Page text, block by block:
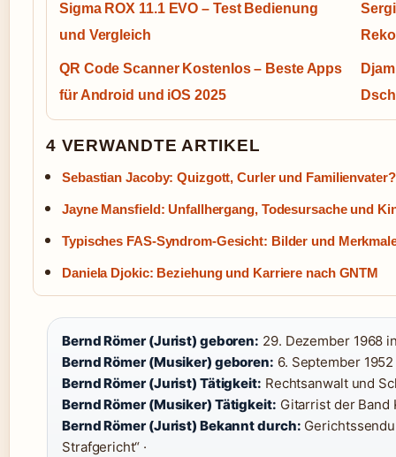
Sigma ROX 11.1 EVO – Test Bedienung
und Vergleich
QR Code Scanner Kostenlos – Beste Apps
für Android und iOS 2025
4 VERWANDTE ARTIKEL
Sebastian Jacoby: Quizgott, Curler und
Jayne Mansfield: Unfallhergang, Todesursache und
Typisches FAS-Syndrom-Gesicht: Bilder und
Daniela Djokic: Beziehung und Karriere nach GNTM
Bernd Römer (Jurist) geboren: 29. Dezember 1968
Bernd Römer (Musiker) geboren: 6. September
Bernd Römer (Jurist) Tätigkeit: Rechtsanwalt und
Bernd Römer (Musiker) Tätigkeit: Gitarrist der Band
Bernd Römer (Jurist) Bekannt durch:
Strafgericht“ ·